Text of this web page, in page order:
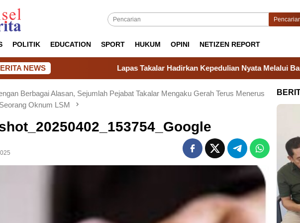
POLITIK EDUCATION SPORT HUKUM OPINI NETIZEN REPORT
NEWS Lapas Takalar Hadirkan Kepedulian Nyata Melalui Bantuan
Berbagai Alasan, Sejumlah Pejabat Takalar Mengaku Gerah Terus Menerus
Oknum LSM